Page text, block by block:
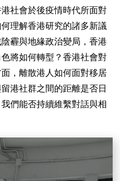
社會於後疫情時代所面對
理解香港研究的諸多新議
霾與地緣政治變局，香港
將如何轉型？香港社會對
，離散港人如何面對移居
港社群之間的距離是否日
們能否持續維繫對話與相